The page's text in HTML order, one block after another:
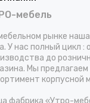
мебель
рынке
У нас полный цикл :
до
Мы
корпусной